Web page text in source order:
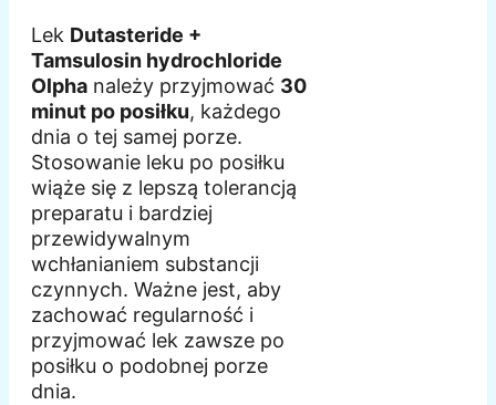
Lek Dutasteride +
Tamsulosin hydrochloride
Olpha należy przyjmować 30
minut po posiłku, każdego
dnia o tej samej porze.
Stosowanie leku po posiłku
wiąże się z lepszą tolerancją
preparatu i bardziej
przewidywalnym
wchłanianiem substancji
czynnych. Ważne jest, aby
zachować regularność i
przyjmować lek zawsze po
posiłku o podobnej porze
dnia.